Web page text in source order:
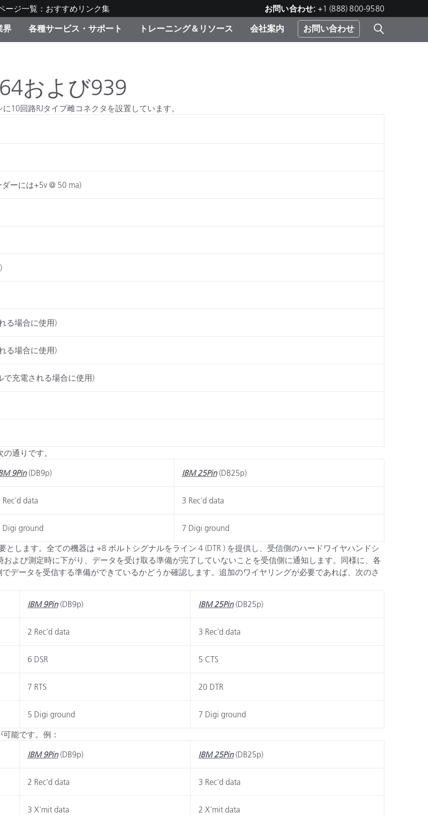
ージ一覧：おすすめリンク集 お問い合わせ: +1 (888) 800-9580
キャンペーン
機材貸出サービス（無料）
界
リューション
各種サービス・サポート トレーニング＆リソース 会社案内 お問い合わせ
および939
10回路RJタイプ雌コネクタを設置しています。
ーには+5v @ 50 ma)
る場合に使用)
る場合に使用)
で充電される場合に使用)
通りです。
9Pin(DB9p) IBM 25Pin(DB25p)
Rec'd data 3 Rec'd data
Digi ground
7 Digi ground
します。全ての機器は +8 ボルトシグナルをライン 4 (DTR ) を提供し、受信側のハードワイヤハンドシ
および測定時に下がり、データを受け取る準備が完了していないことを受信側に通知します。同様に、各
データを受信する準備ができているかどうか確認します。追加のワイヤリングが必要であれば、次のさ
IBM 9Pin(DB9p) IBM 25Pin(DB25p)
2 Rec'd data 3 Rec'd data
6 DSR 5 CTS
7 RTS 20 DTR
5 Digi ground
7 Digi ground
能です。例：
IBM 9Pin(DB9p) IBM 25Pin(DB25p)
2 Rec'd data 3 Rec'd data
3 X'mit data 2 X'mit data